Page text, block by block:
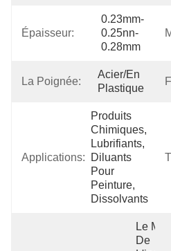
Épaisseur:
0.23mm-
0.25nn-
0.28mm
La Poignée:
Acier/en
Plastique
Applications:
Produits
Chimiques,
Lubrifiants,
Diluants
Pour
Peinture,
Dissolvants
Le
De